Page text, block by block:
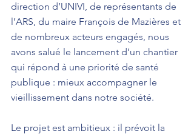
direction d’UNIVI, de représentants de
l’ARS, du maire François de Mazières et
de nombreux acteurs engagés, nous
avons salué le lancement d’un chantier
qui répond à une priorité de santé
publique : mieux accompagner le
vieillissement dans notre société.
Le projet est ambitieux : il prévoit la